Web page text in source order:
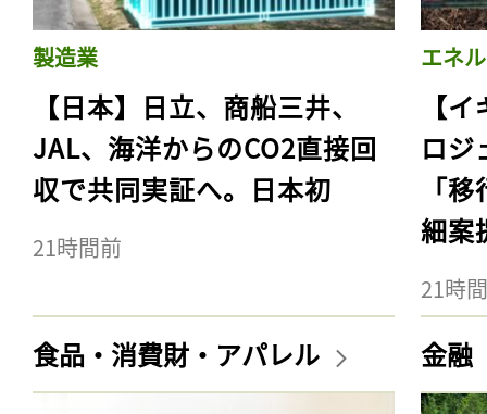
製造業
【日本】日立、商船三井、
JAL、海洋からのCO2直接回
収で共同実証へ。日本初
21時間前
エネ
【
ロジ
「
細案
21時
食品・消費財・アパレル 金融